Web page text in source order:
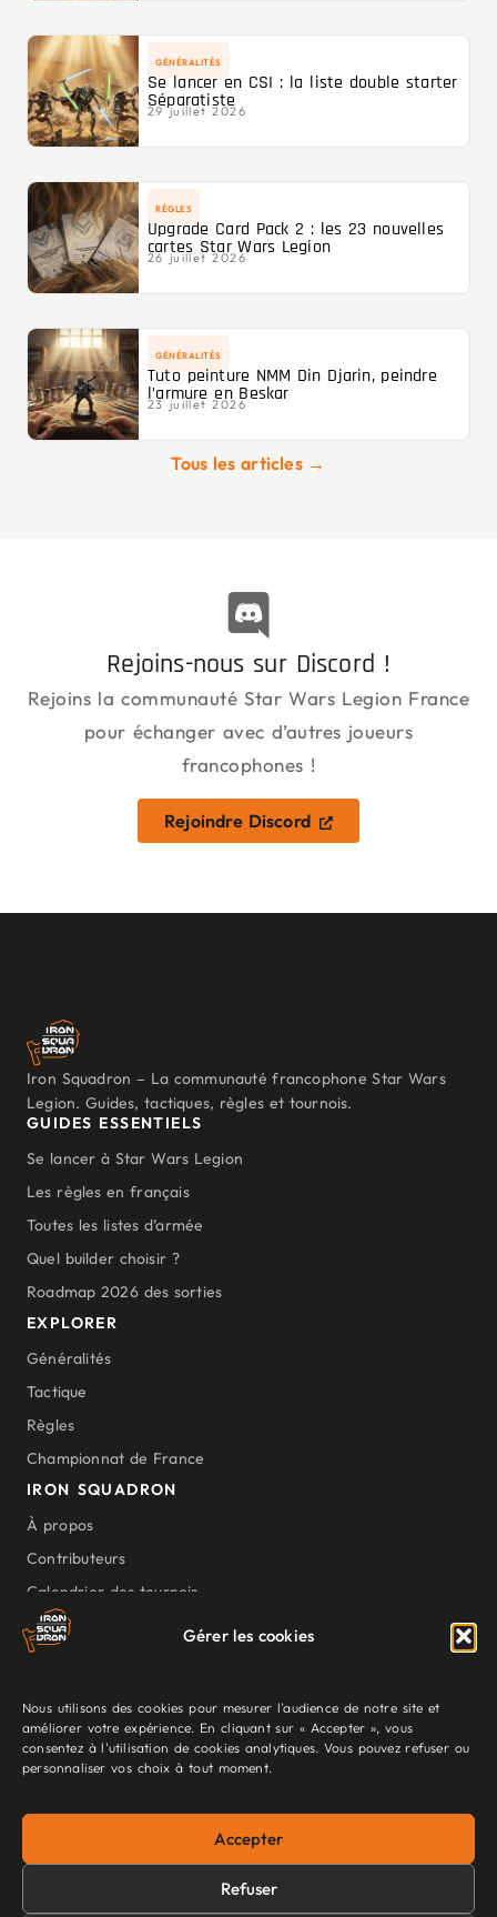
Gérer les cookies
Nous utilisons des cookies pour mesurer l'audience de notre site et
améliorer votre expérience. En cliquant sur « Accepter », vous
consentez à l'utilisation de cookies analytiques. Vous pouvez refuser ou
personnaliser vos choix à tout moment.
Accepter
Refuser
GÉNÉRALITÉS
Se lancer en CSI : la liste double starter
Séparatiste
29 juillet 2026
RÈGLES
Upgrade Card Pack 2 : les 23 nouvelles
cartes Star Wars Legion
26 juillet 2026
GÉNÉRALITÉS
Tuto peinture NMM Din Djarin, peindre
l’armure en Beskar
23 juillet 2026
Tous les articles →
Rejoins-nous sur Discord !
Rejoins la communauté Star Wars Legion France
pour échanger avec d’autres joueurs
francophones !
Rejoindre Discord
Iron Squadron – La communauté francophone Star Wars
Legion. Guides, tactiques, règles et tournois.
GUIDES ESSENTIELS
Se lancer à Star Wars Legion
Les règles en français
Toutes les listes d’armée
Quel builder choisir ?
Roadmap 2026 des sorties
EXPLORER
Généralités
Tactique
Règles
Championnat de France
IRON SQUADRON
À propos
Contributeurs
Calendrier des tournois
Nos outils
Ressources
communauté francophone